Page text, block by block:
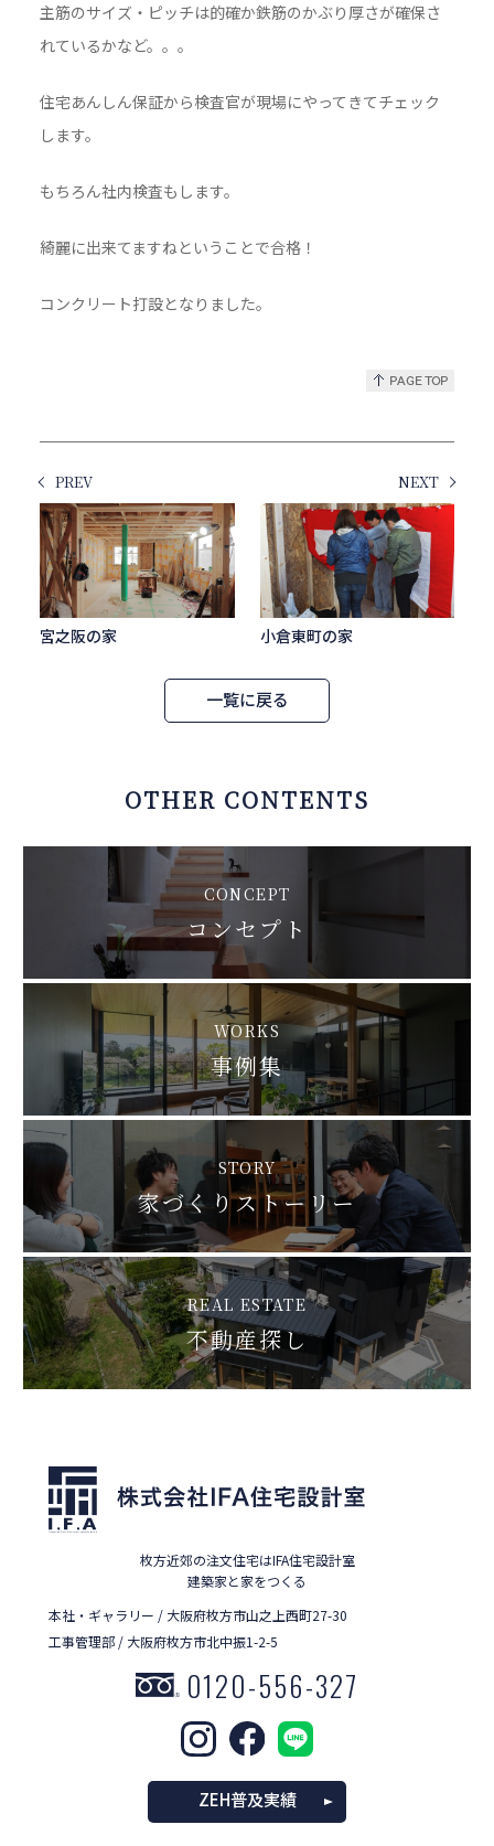
主筋のサイズ・ピッチは的確か鉄筋のかぶり厚さが確保さ
れているかなど。。。
住宅あんしん保証から検査官が現場にやってきてチェック
します。
もちろん社内検査もします。
綺麗に出来てますねということで合格！
コンクリート打設となりました。
PREV
宮之阪の家
NEXT
小倉東町の家
一覧に戻る
OTHER CONTENTS
CONCEPT
コンセプト
WORKS
事例集
STORY
家づくりストーリー
REAL ESTATE
不動産探し
枚方近郊の注文住宅はIFA住宅設計室
建築家と家をつくる
本社・ギャラリー / 大阪府枚方市山之上西町27-30
工事管理部 / 大阪府枚方市北中振1-2-5
0120-556-327
ZEH普及実績